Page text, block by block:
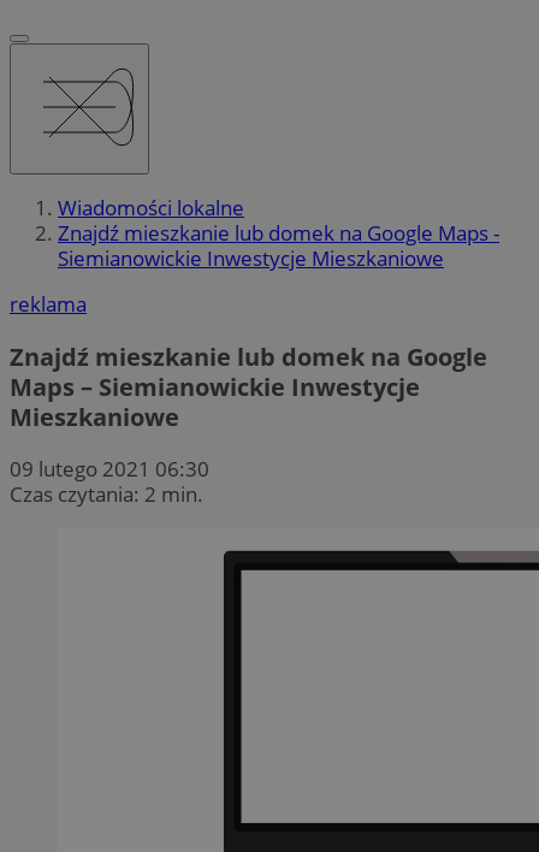
Wiadomości lokalne
Znajdź mieszkanie lub domek na Google Maps -
Siemianowickie Inwestycje Mieszkaniowe
reklama
Znajdź mieszkanie lub domek na Google
Maps – Siemianowickie Inwestycje
Mieszkaniowe
09 lutego 2021 06:30
Czas czytania: 2 min.